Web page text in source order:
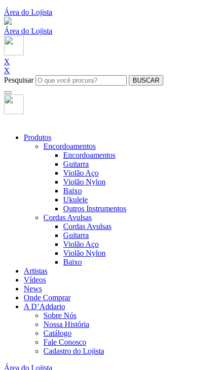
Área do Lojista
Área do Lojista
X
X
Pesquisar
BUSCAR
Produtos
Encordoamentos
Encordoamentos
Guitarra
Violão Aço
Violão Nylon
Baixo
Ukulele
Outros Instrumentos
Cordas Avulsas
Cordas Avulsas
Guitarra
Violão Aço
Violão Nylon
Baixo
Artistas
Vídeos
News
Onde Comprar
A D’Addario
Sobre Nós
Nossa História
Catálogo
Fale Conosco
Cadastro do Lojista
Área do Lojista